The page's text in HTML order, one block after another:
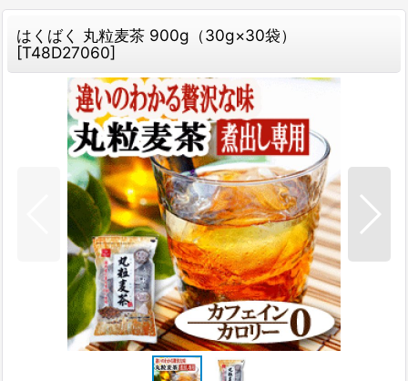
はくばく 丸粒麦茶 900g（30g×30袋）
[T48D27060]